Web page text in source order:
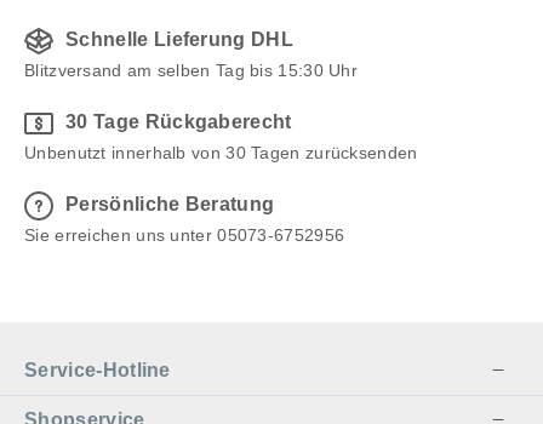
Schnelle Lieferung DHL
Blitzversand am selben Tag bis 15:30 Uhr
30 Tage Rückgaberecht
Unbenutzt innerhalb von 30 Tagen zurücksenden
Persönliche Beratung
Sie erreichen uns unter 05073-6752956
Service-Hotline